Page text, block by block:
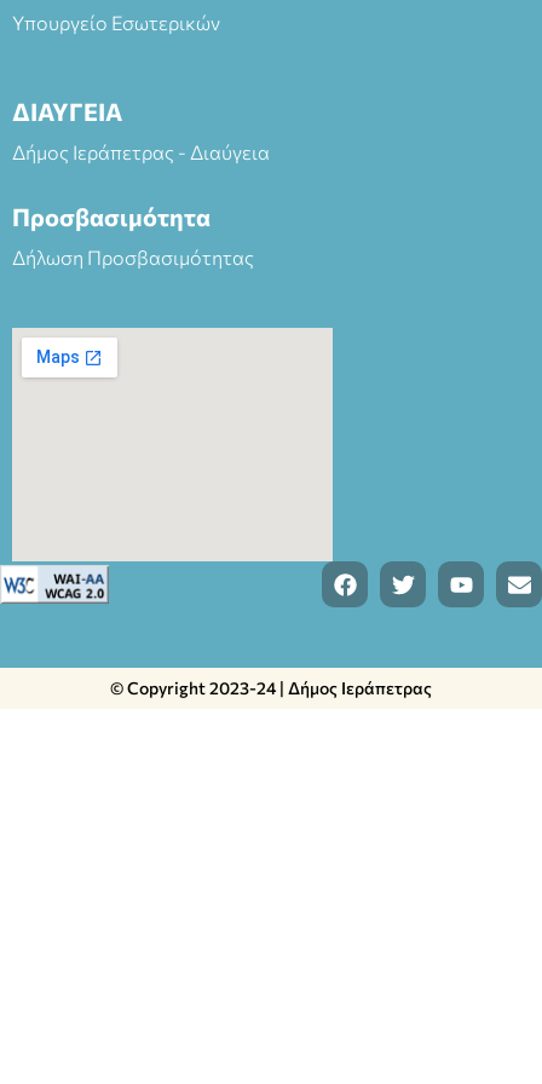
Υπουργείο Εσωτερικών
ΔΙΑΥΓΕΙΑ
Δήμος Ιεράπετρας - Διαύγεια
Προσβασιμότητα
Δήλωση Προσβασιμότητας
© Copyright 2023-24 | Δήμος Ιεράπετρας